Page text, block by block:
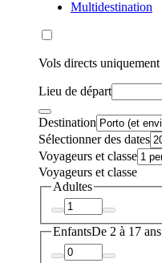
Multidestination
Vols directs uniquement
Lieu de départ
Destination
Sélectionner des dates
Voyageurs et classe
Voyageurs et classe
Adultes
EnfantsDe 2 à 17 ans